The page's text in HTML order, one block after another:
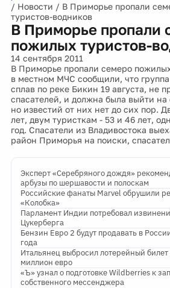
/ Новости / В Приморье пропали
туристов-водников
В Приморье пропали
пожилых туристов-
14 сентября 2011
В Приморье пропали семеро
в местном МЧС сообщили, что группа
сплав по реке Бикин 19 августа, не
спасателей, и должна была выйти на
но известий от них нет до сих пор.
лет, двум туристкам - 53 и 46 лет,
год. Спасатели из Владивостока
район Приморья на поиски,
Эксперт «Серебряного дождя»
арбузы по шершавости и полоскам
Российские фанаты Marvel обрушили
«Колобка»
Парламент Индии потребовал
Цукерберга
Бензин Евро 2 будут продавать в
года
Итальянец выбросил лотерейный
миллион евро
«Ъ» узнал о подготовке Wildberries к
собственного мессенджера